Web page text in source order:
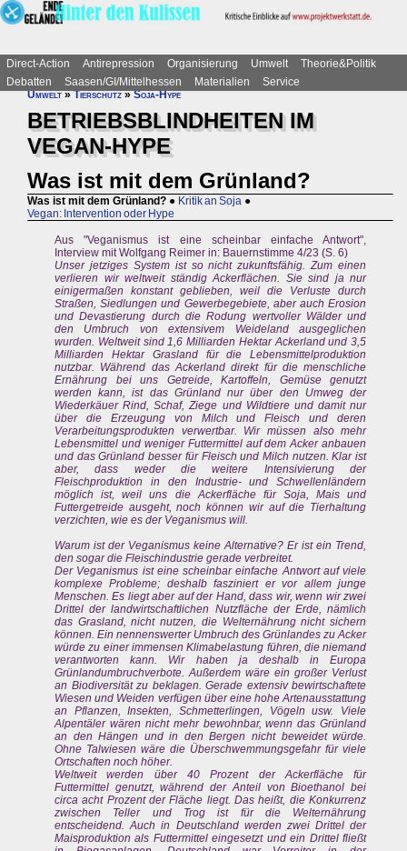
Direct-Action Antirepression Organisierung Umwelt
Theorie&Politik
Debatten
Saasen/GI/Mittelhessen Materialien
Service
Umwelt»Tierschutz»Soja-Hype
BETRIEBSBLINDHEITEN IM
VEGAN-HYPE
Was ist mit dem Grünland?
Was ist mit dem Grünland? ● Kritik an Soja ●
Vegan: Intervention oder Hype
Aus "Veganismus ist eine scheinbar einfache Antwort",
Interview mit Wolfgang Reimer in: Bauernstimme 4/23 (S. 6)
Unser jetziges System ist so nicht zukunftsfähig. Zum einen
verlieren wir weltweit ständig Ackerflächen. Sie sind ja nur
einigermaßen konstant geblieben, weil die Verluste durch
Straßen, Siedlungen und Gewerbegebiete, aber auch Erosion
und Devastierung durch die Rodung wertvoller Wälder und
den Umbruch von extensivem Weideland ausgeglichen
wurden. Weltweit sind 1,6 Milliarden Hektar Ackerland und 3,5
Milliarden Hektar Grasland für die Lebensmittelproduktion
nutzbar. Während das Ackerland direkt für die menschliche
Ernährung bei uns Getreide, Kartoffeln, Gemüse genutzt
werden kann, ist das Grünland nur über den Umweg der
Wiederkäuer Rind, Schaf, Ziege und Wildtiere und damit nur
über die Erzeugung von Milch und Fleisch und deren
Verarbeitungsprodukten verwertbar. Wir müssen also mehr
Lebensmittel und weniger Futtermittel auf dem Acker anbauen
und das Grünland besser für Fleisch und Milch nutzen. Klar ist
aber, dass weder die weitere Intensivierung der
Fleischproduktion in den Industrie- und Schwellenländern
möglich ist, weil uns die Ackerfläche für Soja, Mais und
Futtergetreide ausgeht, noch können wir auf die Tierhaltung
verzichten, wie es der Veganismus will.
Warum ist der Veganismus keine Alternative? Er ist ein Trend,
den sogar die Fleischindustrie gerade verbreitet.
Der Veganismus ist eine scheinbar einfache Antwort auf viele
komplexe Probleme; deshalb fasziniert er vor allem junge
Menschen. Es liegt aber auf der Hand, dass wir, wenn wir zwei
Drittel der landwirtschaftlichen Nutzfläche der Erde, nämlich
das Grasland, nicht nutzen, die Welternährung nicht sichern
können. Ein nennenswerter Umbruch des Grünlandes zu Acker
würde zu einer immensen Klimabelastung führen, die niemand
verantworten kann. Wir haben ja deshalb in Europa
Grünlandumbruchverbote. Außerdem wäre ein großer Verlust
an Biodiversität zu beklagen. Gerade extensiv bewirtschaftete
Wiesen und Weiden verfügen über eine hohe Artenausstattung
an Pflanzen, Insekten, Schmetterlingen, Vögeln usw. Viele
Alpentäler wären nicht mehr bewohnbar, wenn das Grünland
an den Hängen und in den Bergen nicht beweidet würde.
Ohne Talwiesen wäre die Überschwemmungsgefahr für viele
Ortschaften noch höher.
Weltweit werden über 40 Prozent der Ackerfläche für
Futtermittel genutzt, während der Anteil von Bioethanol bei
circa acht Prozent der Fläche liegt. Das heißt, die Konkurrenz
zwischen Teller und Trog ist für die Welternährung
entscheidend. Auch in Deutschland werden zwei Drittel der
Maisproduktion als Futtermittel eingesetzt und ein Drittel fließt